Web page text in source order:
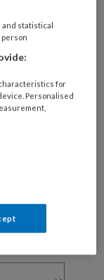
lees 2
Log dan in
and statistical
person
for
Personalised